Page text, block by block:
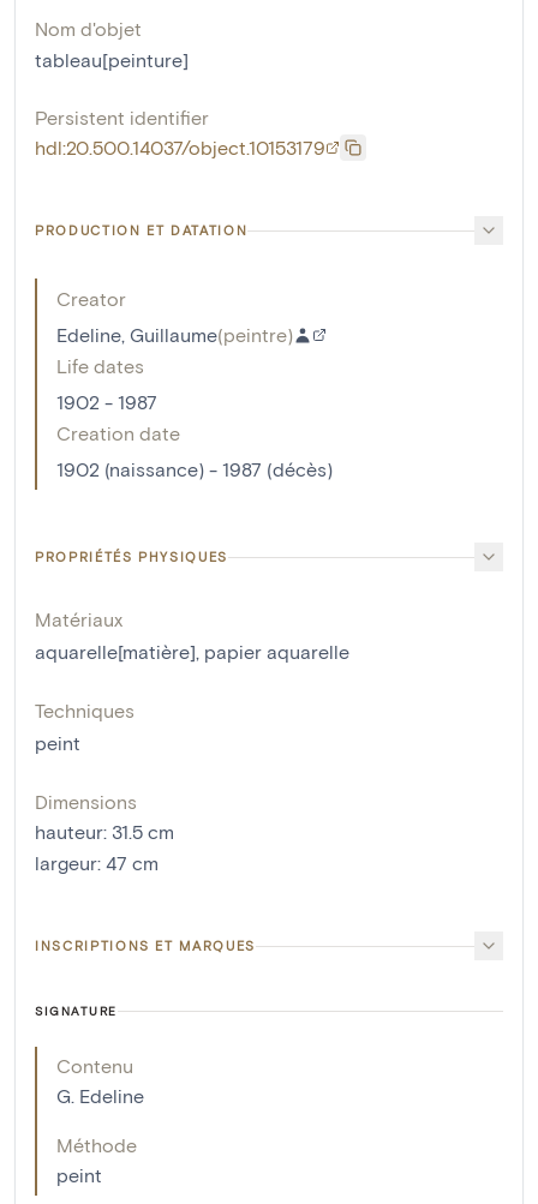
Nom d'objet
tableau[peinture]
Persistent identifier
hdl:20.500.14037/object.10153179
PRODUCTION ET DATATION
Creator
Edeline, Guillaume(peintre)
Life dates
1902 - 1987
Creation date
1902 (naissance) - 1987 (décès)
PROPRIÉTÉS PHYSIQUES
Matériaux
aquarelle[matière], papier aquarelle
Techniques
peint
Dimensions
hauteur: 31.5 cm
largeur: 47 cm
INSCRIPTIONS ET MARQUES
SIGNATURE
Contenu
G. Edeline
Méthode
peint